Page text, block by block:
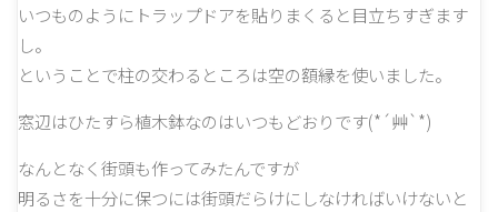
いつものようにトラップドアを貼りまくると目立ちすぎます
し。
ということで柱の交わるところは空の額縁を使いました。
窓辺はひたすら植木鉢なのはいつもどおりです(*´艸`*)
なんとなく街頭も作ってみたんですが
明るさを十分に保つには街頭だらけにしなければいけないと